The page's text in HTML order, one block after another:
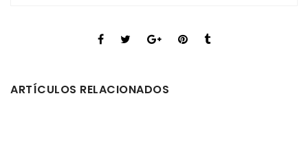
ARTÍCULOS RELACIONADOS